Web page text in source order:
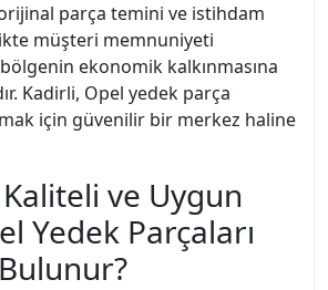
orijinal parça temini ve istihdam
müşteri memnuniyeti
ekonomik kalkınmasına
Kadirli, Opel yedek parça
için güvenilir bir merkez haline
Kaliteli ve Uygun
Yedek Parçaları